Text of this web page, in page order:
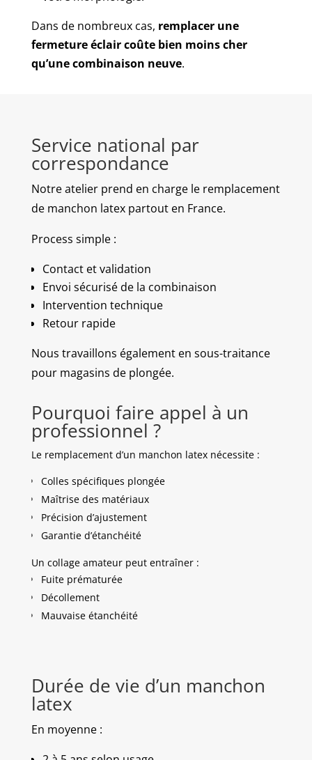
Dans de nombreux cas, remplacer une
fermeture éclair coûte bien moins cher
qu’une combinaison neuve.
Service national par
correspondance
Notre atelier prend en charge le remplacement
de manchon latex partout en France.
Process simple :
Contact et validation
Envoi sécurisé de la combinaison
Intervention technique
Retour rapide
Nous travaillons également en sous-traitance
pour magasins de plongée.
Pourquoi faire appel à un
professionnel ?
Le remplacement d’un manchon latex nécessite :
Colles spécifiques plongée
Maîtrise des matériaux
Précision d’ajustement
Garantie d’étanchéité
Un collage amateur peut entraîner :
Fuite prématurée
Décollement
Mauvaise étanchéité
Durée de vie d’un manchon
latex
En moyenne :